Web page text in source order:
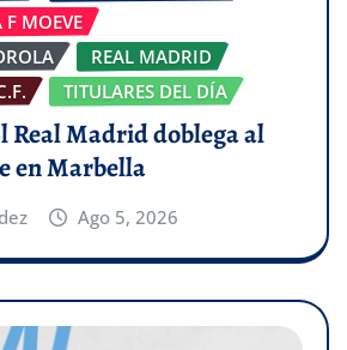
F MOEVE
REAL MADRID
TITULARES DEL DÍA
Real Madrid doblega al
en Marbella
Ago 5, 2026